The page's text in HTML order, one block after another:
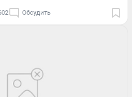
Обсудить